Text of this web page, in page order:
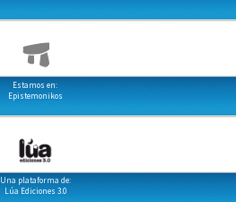
Estamos en:
Epistemonikos
Una plataforma de:
Lúa Ediciones 3.0